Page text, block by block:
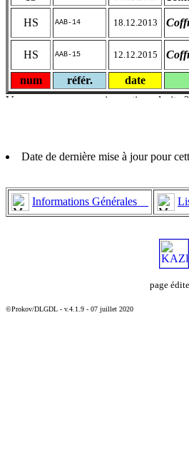
HS AAB-14 18.12.2013
HS AAB-15 12.12.2015
num référ. date
Date de dernière mise à jour pour
Informations Générales
page
©Prokov/DLGDL - v.4.1.9 - 07 juillet 2020